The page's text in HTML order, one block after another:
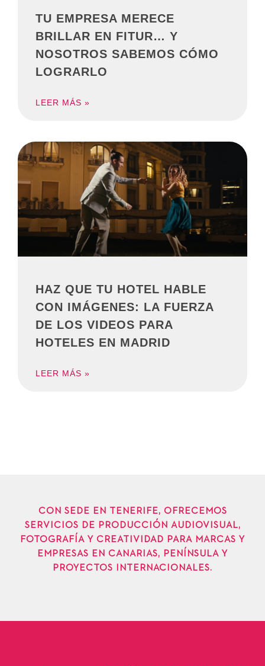
TU EMPRESA MERECE
BRILLAR EN FITUR… Y
NOSOTROS SABEMOS CÓMO
LOGRARLO
LEER MÁS »
HAZ QUE TU HOTEL HABLE
CON IMÁGENES: LA FUERZA
DE LOS VIDEOS PARA
HOTELES EN MADRID
LEER MÁS »
CON SEDE EN TENERIFE, OFRECEMOS
SERVICIOS DE PRODUCCIÓN AUDIOVISUAL,
FOTOGRAFÍA Y CREATIVIDAD PARA MARCAS Y
EMPRESAS EN CANARIAS, PENÍNSULA Y
PROYECTOS INTERNACIONALES.